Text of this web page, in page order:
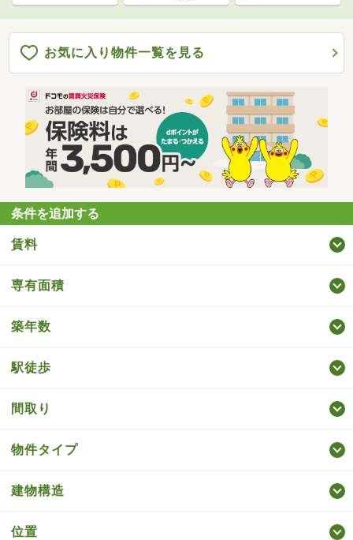
お気に入り物件一覧を見る
条件を追加する
賃料
専有面積
築年数
駅徒歩
間取り
物件タイプ
建物構造
位置